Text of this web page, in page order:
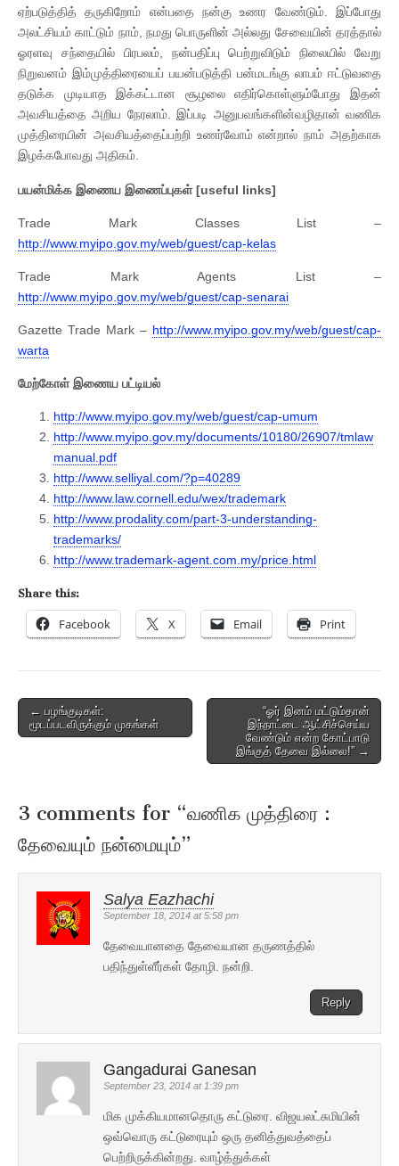
ஏற்படுத்தித் தருகிறோம் என்பதை நன்கு உணர வேண்டும். இப்போது
அலட்சியம் காட்டும் நாம், நமது பொருளின் அல்லது சேவையின் தரத்தால்
ஓரளவு சந்தையில் பிரபலம், நன்பதிப்பு பெற்றுவிடும் நிலையில் வேறு
நிறுவனம் இம்முத்திரையைப் பயன்படுத்தி பன்மடங்கு லாபம் ஈட்டுவதை
தடுக்க முடியாத இக்கட்டான சூழலை எதிர்கொள்ளும்போது இதன்
அவசியத்தை அறிய நேரலாம். இப்படி அனுபவங்களின்வழிதான் வணிக
முத்திரையின் அவசியத்தைப்பற்றி உணர்வோம் என்றால் நாம் அதற்காக
இழக்கபோவது அதிகம்.
பயன்மிக்க இணைய இணைப்புகள் [useful links]
Trade Mark Classes List –
http://www.myipo.gov.my/web/guest/cap-kelas
Trade Mark Agents List –
http://www.myipo.gov.my/web/guest/cap-senarai
Gazette Trade Mark – http://www.myipo.gov.my/web/guest/cap-
warta
மேற்கோள் இணைய பட்டியல்
http://www.myipo.gov.my/web/guest/cap-umum
http://www.myipo.gov.my/documents/10180/26907/tmlaw
manual.pdf
http://www.selliyal.com/?p=40289
http://www.law.cornell.edu/wex/trademark
http://www.prodality.com/part-3-understanding-
trademarks/
http://www.trademark-agent.com.my/price.html
Share this:
Facebook X Email Print
Post
navigation
← பழங்குடிகள்:
மூடப்படவிருக்கும் முகங்கள்
“ஓர் இனம் மட்டும்தான்
இந்நாட்டை ஆட்சிச்செய்ய
வேண்டும் என்ற கோட்பாடு
இங்குத் தேவை இல்லை!” →
3 comments for “வணிக முத்திரை :
தேவையும் நன்மையும்”
Salya Eazhachi
September 18, 2014 at 5:58 pm
தேவையானதை தேவையான தருணத்தில்
பதிந்துள்ளீர்கள் தோழி. நன்றி.
Reply
Gangadurai Ganesan
September 23, 2014 at 1:39 pm
மிக முக்கியமானதொரு கட்டுரை. விஜயலட்சுமியின்
ஒவ்வொரு கட்டுரையும் ஒரு தனித்துவத்தைப்
பெற்றிருக்கின்றது. வாழ்த்துக்கள்